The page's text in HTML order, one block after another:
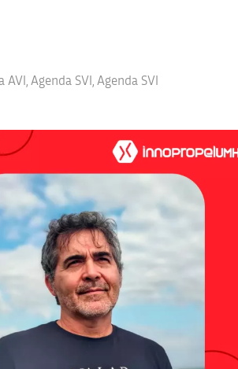
AVI Agenda SVI
Agenda SVI